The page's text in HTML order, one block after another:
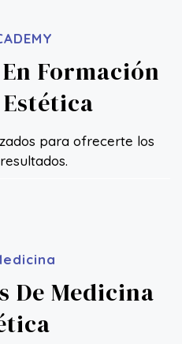
Formación
para ofrecerte los
De Medicina